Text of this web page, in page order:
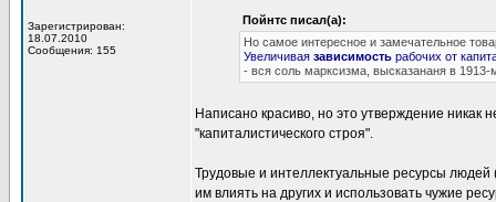
Зарегистрирован:
18.07.2010
Сообщения: 155
Пойнтс писал(а):
Но самое интересное и замечательное
Увеличивая зависимость рабочих от
- вся соль марксизма, высказананя в 1913-
Написано красиво, но это утверждение никак
"капиталистического строя".
Трудовые и интеллектуальные ресурсы людей
им влиять на других и использовать чужие